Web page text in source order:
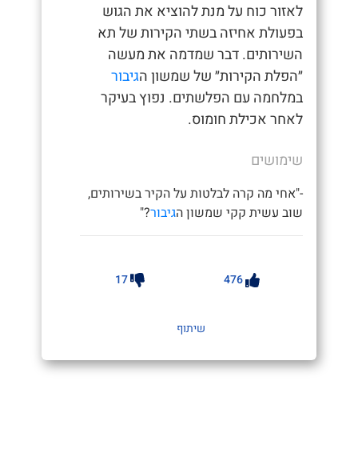
לאזור כוח על מנת להוציא את הגוש
בפעולת אחיזה בשתי הקירות של תא
השירותים. דבר שמדמה את מעשה
״הפלת הקירות״ של שמשון הגיבור
במלחמה עם הפלשתים. נפוץ בעיקר
לאחר אכילת חומוס.
שימושים
-"אחי מה קרה לבלטות על הקיר בשירותים,
שוב עשית קקי שמשון הגיבור?"
476
17
שיתוף